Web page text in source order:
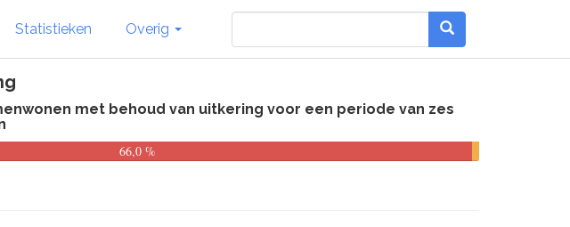
Statistieken Overig
met behoud van uitkering voor een periode van zes
66,0 %